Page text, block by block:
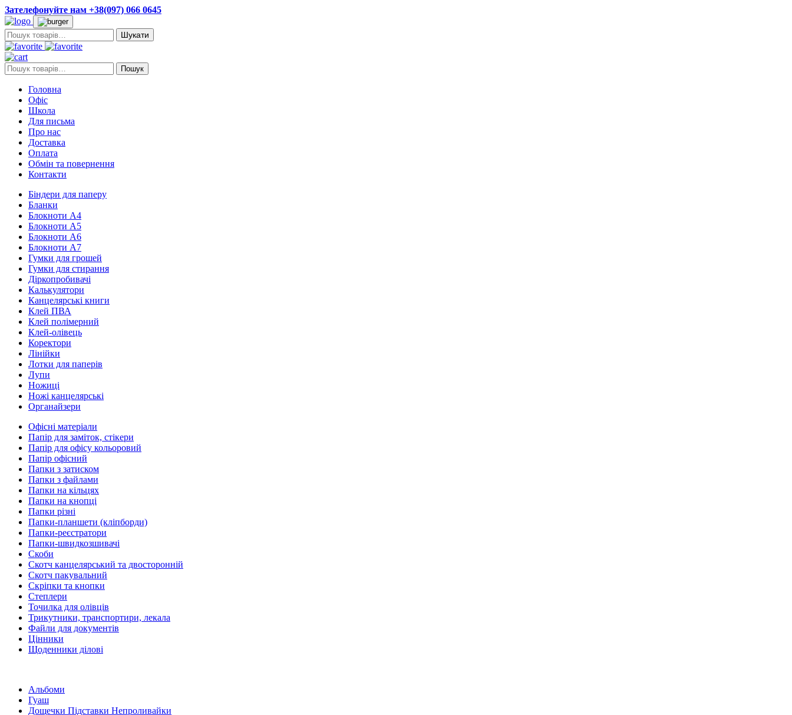
Зателефонуйте нам +38(097) 066 0645
Пошук:
Пошук: Пошук
Головна
Офіс
Школа
Для письма
Про нас
Доставка
Оплата
Обмін та повернення
Контакти
Біндери для паперу
Бланки
Блокноти А4
Блокноти А5
Блокноти А6
Блокноти А7
Гумки для грошей
Гумки для стирання
Діркопробивачі
Калькулятори
Канцелярські книги
Клей ПВА
Клей полімерний
Клей-олівець
Коректори
Лінійки
Лотки для паперів
Лупи
Ножиці
Ножі канцелярські
Органайзери
Офісні матеріали
Папір для заміток, стікери
Папір для офісу кольоровий
Папір офісний
Папки з затиском
Папки з файлами
Папки на кільцях
Папки на кнопці
Папки різні
Папки-планшети (кліпборди)
Папки-реєстратори
Папки-швидкозшивачі
Скоби
Скотч канцелярський та двосторонній
Скотч пакувальний
Скріпки та кнопки
Степлери
Точилка для олівців
Трикутники, транспортири, лекала
Файли для документів
Цінники
Щоденники ділові
Альбоми
Гуаш
Дощечки Підставки Непроливайки